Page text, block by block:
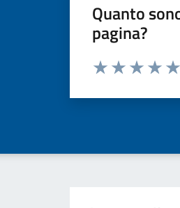
Quanto
pagina?
Valuta da 1 a 5 stelle